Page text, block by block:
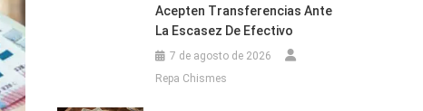
Acepten Transferencias Ante
La Escasez De Efectivo
7 de agosto de 2026
Repa Chismes